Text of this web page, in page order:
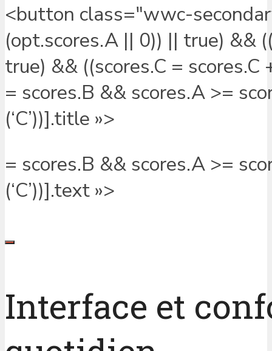
<button class="wwc-
(opt.scores.A || 0)) || true) &&
true) && ((scores.C =
= scores.B && scores.A >=
(‘C’))].title »>
= scores.B && scores.A >=
(‘C’))].text »>
Interface et